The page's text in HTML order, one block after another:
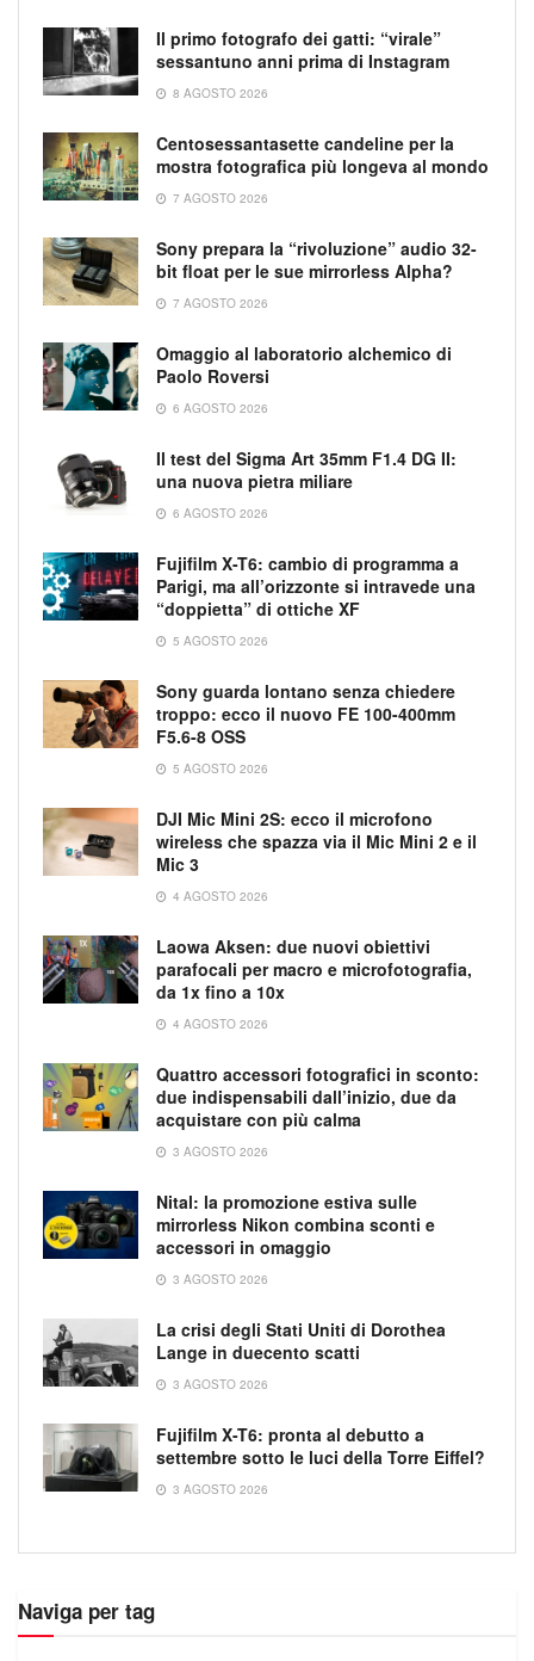
Il primo fotografo dei gatti: “virale”
sessantuno anni prima di Instagram
8 AGOSTO 2026
Centosessantasette candeline per la
mostra fotografica più longeva al mondo
7 AGOSTO 2026
Sony prepara la “rivoluzione” audio 32-
bit float per le sue mirrorless Alpha?
7 AGOSTO 2026
Omaggio al laboratorio alchemico di
Paolo Roversi
6 AGOSTO 2026
Il test del Sigma Art 35mm F1.4 DG II:
una nuova pietra miliare
6 AGOSTO 2026
Fujifilm X-T6: cambio di programma a
Parigi, ma all’orizzonte si intravede una
“doppietta” di ottiche XF
5 AGOSTO 2026
Sony guarda lontano senza chiedere
troppo: ecco il nuovo FE 100-400mm
F5.6-8 OSS
5 AGOSTO 2026
DJI Mic Mini 2S: ecco il microfono
wireless che spazza via il Mic Mini 2 e il
Mic 3
4 AGOSTO 2026
Laowa Aksen: due nuovi obiettivi
parafocali per macro e microfotografia,
da 1x fino a 10x
4 AGOSTO 2026
Quattro accessori fotografici in sconto:
due indispensabili dall’inizio, due da
acquistare con più calma
3 AGOSTO 2026
Nital: la promozione estiva sulle
mirrorless Nikon combina sconti e
accessori in omaggio
3 AGOSTO 2026
La crisi degli Stati Uniti di Dorothea
Lange in duecento scatti
3 AGOSTO 2026
Fujifilm X-T6: pronta al debutto a
settembre sotto le luci della Torre Eiffel?
3 AGOSTO 2026
Naviga per tag